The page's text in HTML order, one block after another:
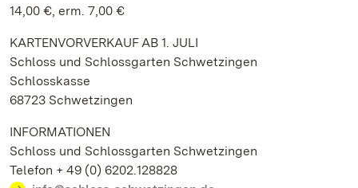
14,00 €, erm. 7,00 €
KARTENVORVERKAUF AB 1. JULI
Schloss und Schlossgarten Schwetzingen
Schlosskasse
68723 Schwetzingen
INFORMATIONEN
Schloss und Schlossgarten Schwetzingen
Telefon + 49 (0) 6202.128828